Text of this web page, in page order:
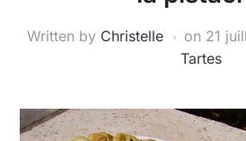
Written by Christelle on 21
Tartes